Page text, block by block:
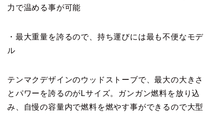
力で温める事が可能
・最大重量を誇るので、持ち運びには最も不便なモデ
ル
テンマクデザインのウッドストーブで、最大の大きさ
とパワーを誇るのがLサイズ。ガンガン燃料を放り込
み、自慢の容量内で燃料を燃やす事ができるので大型